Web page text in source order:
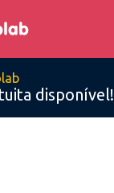
disponível!